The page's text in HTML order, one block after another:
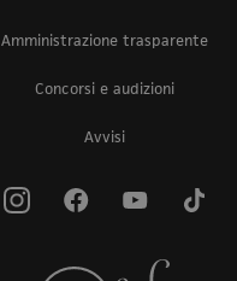
Amministrazione trasparente
Concorsi e audizioni
Avvisi